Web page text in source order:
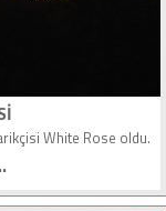
White Rose oldu.